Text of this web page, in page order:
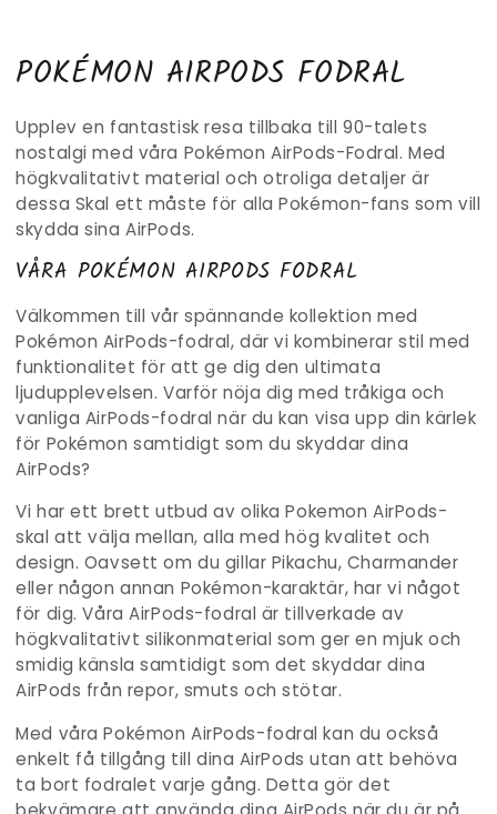
SAMLING:
POKÉMON AIRPODS FODRAL
Upplev en fantastisk resa tillbaka till 90-talets
nostalgi med våra Pokémon AirPods-Fodral. Med
högkvalitativt material och otroliga detaljer är
dessa Skal ett måste för alla Pokémon-fans som vill
skydda sina AirPods.
VÅRA POKÉMON AIRPODS FODRAL
Välkommen till vår spännande kollektion med
Pokémon AirPods-fodral, där vi kombinerar stil med
funktionalitet för att ge dig den ultimata
ljudupplevelsen. Varför nöja dig med tråkiga och
vanliga AirPods-fodral när du kan visa upp din kärlek
för Pokémon samtidigt som du skyddar dina
AirPods?
Vi har ett brett utbud av olika Pokemon AirPods-
skal att välja mellan, alla med hög kvalitet och
design. Oavsett om du gillar Pikachu, Charmander
eller någon annan Pokémon-karaktär, har vi något
för dig. Våra AirPods-fodral är tillverkade av
högkvalitativt silikonmaterial som ger en mjuk och
smidig känsla samtidigt som det skyddar dina
AirPods från repor, smuts och stötar.
Med våra Pokémon AirPods-fodral kan du också
enkelt få tillgång till dina AirPods utan att behöva
ta bort fodralet varje gång. Detta gör det